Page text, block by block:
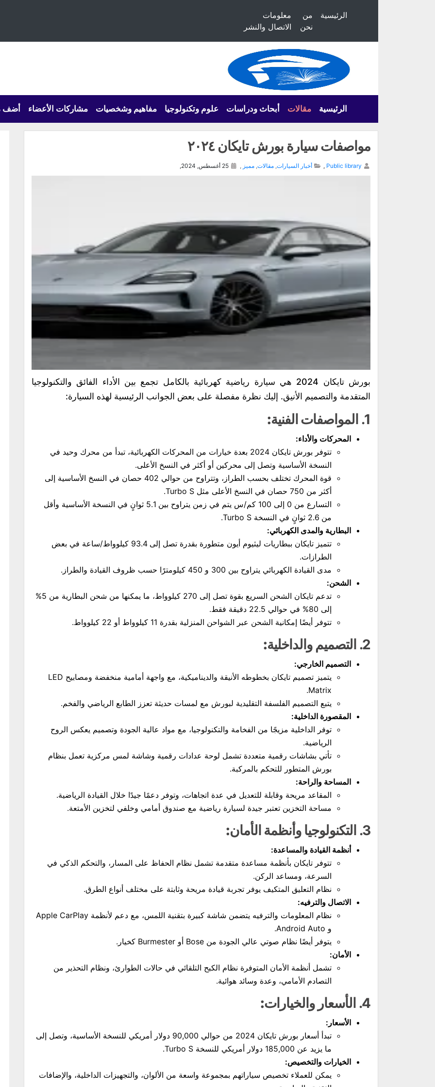
الرئيسية
من
نحن
معلومات
الاتصال والنشر
الرئيسية مقالات أبحاث ودراسات علوم وتكنولوجيا مفاهيم وشخصيات مشاركات الأعضاء أضف
مواصفات سيارة بورش تايكان ٢٠٢٤
Public library
, أخبار السيارات, مقالات, مميز ,
بورش تايكان 2024 هي سيارة رياضية كهربائية بالكامل تجمع بين الأداء الفائق والتكنولوجيا
المتقدمة والتصميم الأنيق. إليك نظرة مفصلة على بعض الجوانب الرئيسية لهذه السيارة:
1. المواصفات الفنية:
المحركات والأداء:
تتوفر بورش تايكان 2024 بعدة خيارات من المحركات الكهربائية، تبدأ من محرك وحيد في
النسخة الأساسية وتصل إلى محركين أو أكثر في النسخ الأعلى.
قوة المحرك تختلف بحسب الطراز، وتتراوح من حوالي 402 حصان في النسخ الأساسية إلى
أكثر من 750 حصان في النسخ الأعلى مثل Turbo S.
التسارع من 0 إلى 100 كم/س يتم في زمن يتراوح بين 5.1 ثوانٍ في النسخة الأساسية وأقل
من 2.6 ثوانٍ في النسخة Turbo S.
البطارية والمدى الكهربائي:
تتميز تايكان ببطاريات ليثيوم أيون متطورة بقدرة تصل إلى 93.4 كيلوواط/ساعة في بعض
الطرازات.
مدى القيادة الكهربائي يتراوح بين 300 و 450 كيلومترًا حسب ظروف القيادة والطراز.
الشحن:
تدعم تايكان الشحن السريع بقوة تصل إلى 270 كيلوواط، ما يمكنها من شحن البطارية من 5%
إلى 80% في حوالي 22.5 دقيقة فقط.
تتوفر أيضًا إمكانية الشحن عبر الشواحن المنزلية بقدرة 11 كيلوواط أو 22 كيلوواط.
2. التصميم والداخلية:
التصميم الخارجي:
يتميز تصميم تايكان بخطوطه الأنيقة والديناميكية، مع واجهة أمامية منخفضة ومصابيح LED
Matrix.
يتبع التصميم الفلسفة التقليدية لبورش مع لمسات حديثة تعزز الطابع الرياضي والفخم.
المقصورة الداخلية:
توفر الداخلية مزيجًا من الفخامة والتكنولوجيا، مع مواد عالية الجودة وتصميم يعكس الروح
الرياضية.
تأتي بشاشات رقمية متعددة تشمل لوحة عدادات رقمية وشاشة لمس مركزية تعمل بنظام
بورش المتطور للتحكم بالمركبة.
المساحة والراحة:
المقاعد مريحة وقابلة للتعديل في عدة اتجاهات، وتوفر دعمًا جيدًا خلال القيادة الرياضية.
مساحة التخزين تعتبر جيدة لسيارة رياضية مع صندوق أمامي وخلفي لتخزين الأمتعة.
3. التكنولوجيا وأنظمة الأمان:
أنظمة القيادة والمساعدة:
تتوفر تايكان بأنظمة مساعدة متقدمة تشمل نظام الحفاظ على المسار، والتحكم الذكي في
السرعة، ومساعد الركن.
نظام التعليق المتكيف يوفر تجربة قيادة مريحة وثابتة على مختلف أنواع الطرق.
الاتصال والترفيه:
نظام المعلومات والترفيه يتضمن شاشة كبيرة بتقنية اللمس، مع دعم لأنظمة Apple CarPlay
و Android Auto.
يتوفر أيضًا نظام صوتي عالي الجودة من Bose أو Burmester كخيار.
الأمان:
تشمل أنظمة الأمان المتوفرة نظام الكبح التلقائي في حالات الطوارئ، ونظام التحذير من
التصادم الأمامي، وعدة وسائد هوائية.
4. الأسعار والخيارات:
الأسعار:
تبدأ أسعار بورش تايكان 2024 من حوالي 90,000 دولار أمريكي للنسخة الأساسية، وتصل إلى
ما يزيد عن 185,000 دولار أمريكي للنسخة Turbo S.
الخيارات والتخصيص:
يمكن للعملاء تخصيص سياراتهم بمجموعة واسعة من الألوان، والتجهيزات الداخلية، والإضافات